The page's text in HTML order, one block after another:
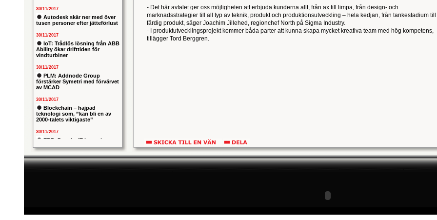
30/11/2017
Autodesk skär ner med över
tusen personer efter jätteförlust
30/11/2017
IoT: Trådlös lösning från ABB
Ability ökar drifttiden för
vindturbiner
30/11/2017
PLM: Addnode Group
förstärker Symetri med förvärvet
av MCAD
30/11/2017
Blockchain – hajpad
teknologi som, ”kan bli en av
2000-talets viktigaste”
30/11/2017
ERP: Danska IT-konsulten
svenska iStone
30/11/2017
Capgemeni tar över
- Det här avtalet ger oss möjligheten att erbjuda kunderna allt, från ax till limpa, från design- och
marknadsstrategier till all typ av teknik, produkt och produktionsutveckling – hela kedjan, från tankestadium till
färdig produkt, säger Joachim Jillehed, regionchef North på Sigma Industry.
- I produktutvecklingsprojekt kommer båda parter att kunna skapa mycket kreativa team med hög kompetens,
tillägger Tord Berggren.